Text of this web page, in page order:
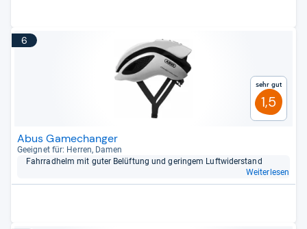
6
Sehr gut
1,5
Abus Gamechanger
Geeig­net für: Her­ren, Damen
Fahr­rad­helm mit guter Belüf­tung und gerin­gem Luft­wi­der­stand
Weiterlesen